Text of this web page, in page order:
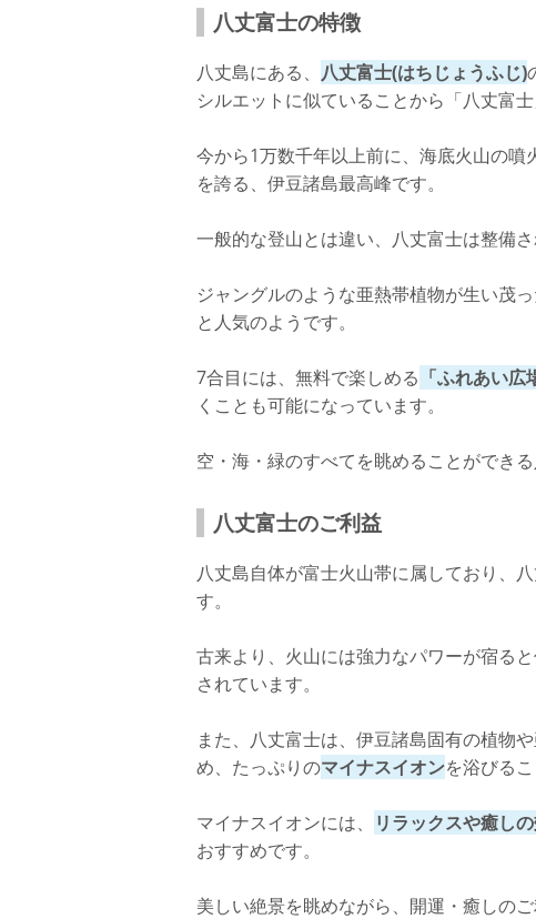
八丈富士の特徴
八丈島にある、 八丈富士(はちじょうふじ)
シルエットに似ていることから「八丈富
今から1万数千年以上前に、海底火山の
を誇る、伊豆諸島最高峰です。
一般的な登山とは違い、八丈富士は整備
ジャングルのような亜熱帯植物が生い茂
と人気のようです。
7合目には、無料で楽しめる 「ふれあい広
くことも可能になっています。
空・海・緑のすべてを眺めることができ
八丈富士のご利益
八丈島自体が富士火山帯に属しており、
す。
古来より、火山には強力なパワーが宿る
されています。
また、八丈富士は、伊豆諸島固有の植物
め、たっぷりのマイナスイオンを浴びるこ
マイナスイオンには、 リラックスや癒し
おすすめです。
美しい絶景を眺めながら、開運・癒しの